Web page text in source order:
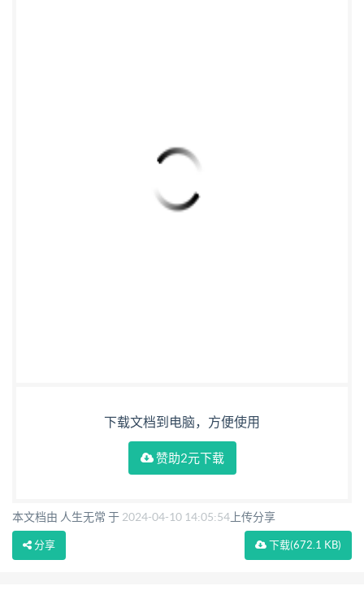
下载文档到电脑，方便使用
赞助2元下载
本文档由 人生无常 于 2024-04-10 14:05:54 上传分享
下载(672.1 KB)
分享